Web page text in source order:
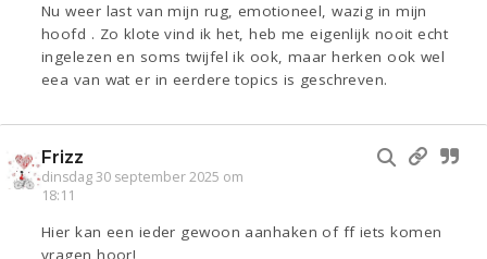
Nu weer last van mijn rug, emotioneel, wazig in mijn
hoofd . Zo klote vind ik het, heb me eigenlijk nooit echt
ingelezen en soms twijfel ik ook, maar herken ook wel
eea van wat er in eerdere topics is geschreven.
Frizz
dinsdag 30 september 2025 om
18:11
Hier kan een ieder gewoon aanhaken of ff iets komen
vragen hoor!